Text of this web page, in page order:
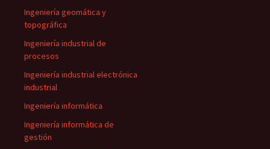
Ingeniería geomática y
topográfica
Ingeniería industrial de
procesos
Ingeniería industrial electrónica
industrial
Ingeniería informática
Ingeniería informática de
gestión